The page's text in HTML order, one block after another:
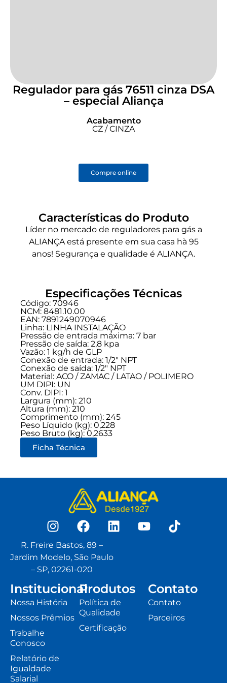
Regulador para gás 76511 cinza DSA
– especial Aliança
Acabamento
CZ / CINZA
Compre online
Características do Produto
Líder no mercado de reguladores para gás a
ALIANÇA está presente em sua casa hà 95
anos! Segurança e qualidade é ALIANÇA.
Especificações Técnicas
Código: 70946
NCM: 8481.10.00
EAN: 7891249070946
Linha: LINHA INSTALAÇÃO
Pressão de entrada máxima: 7 bar
Pressão de saída: 2,8 kpa
Vazão: 1 kg/h de GLP
Conexão de entrada: 1/2" NPT
Conexão de saída: 1/2" NPT
Material: ACO / ZAMAC / LATAO / POLIMERO
UM DIPI: UN
Conv. DIPI: 1
Largura (mm): 210
Altura (mm): 210
Comprimento (mm): 245
Peso Líquido (kg): 0,228
Peso Bruto (kg): 0,2633
Ficha Técnica
R. Freire Bastos, 89 –
Jardim Modelo, São Paulo
– SP, 02261-020
Institucional
Nossa História
Nossos Prêmios
Trabalhe
Conosco
Relatório de
Igualdade
Salarial
Produtos
Política de
Qualidade
Certificação
Contato
Contato
Parceiros